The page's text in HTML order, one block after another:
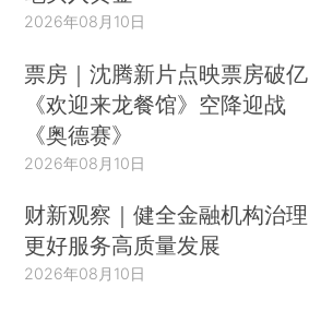
2026年08月10日
票房｜沈腾新片点映票房破亿
《欢迎来龙餐馆》空降迎战
《奥德赛》
2026年08月10日
财新观察｜健全金融机构治理
更好服务高质量发展
2026年08月10日